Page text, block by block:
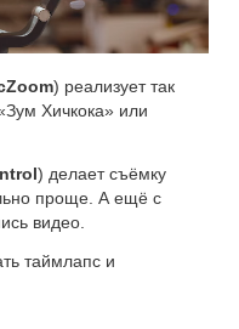
) реализует так
Хичкока» или
) делает съёмку
проще. А ещё с
видео.
таймлапс и